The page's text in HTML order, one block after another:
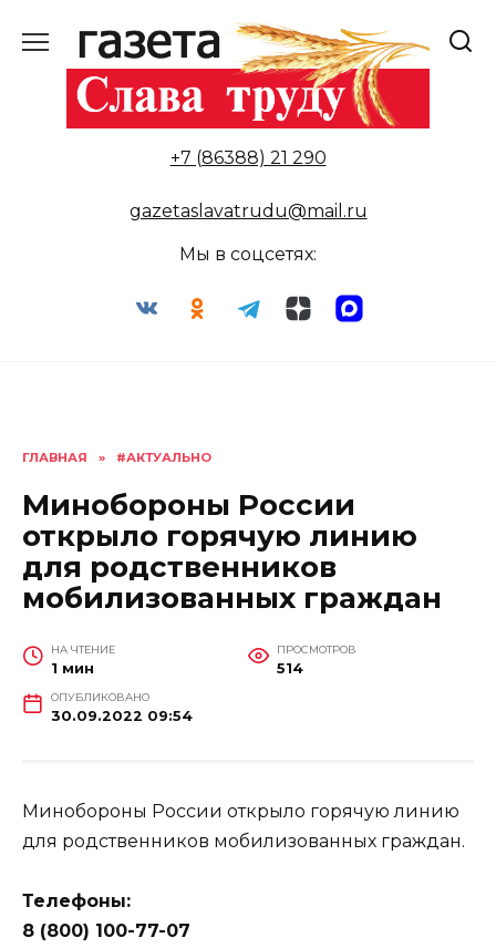
содержанию
+7 (86388) 21 290
gazetaslavatrudu@mail.ru
Мы в соцсетях:
ГЛАВНАЯ » #АКТУАЛЬНО
Минобороны России
открыло горячую линию
для родственников
мобилизованных граждан
НА ЧТЕНИЕ
1 мин
ПРОСМОТРОВ
514
ОПУБЛИКОВАНО
30.09.2022 09:54
Минобороны России открыло горячую линию
для родственников мобилизованных граждан.
Телефоны:
8 (800) 100-77-07